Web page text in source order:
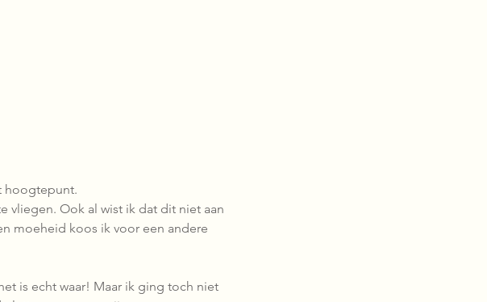
hoogtepunt.
vliegen. Ook al wist ik dat dit niet aan
moeheid koos ik voor een andere
is echt waar! Maar ik ging toch niet